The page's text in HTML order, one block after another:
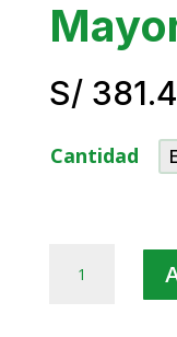
S/
Cantidad